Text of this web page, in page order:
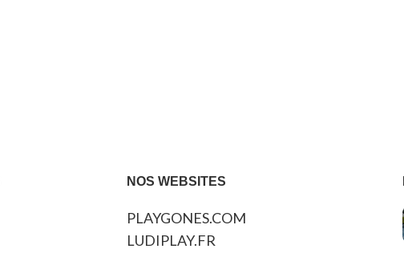
NOS WEBSITES
PLAYGONES.COM
LUDIPLAY.FR